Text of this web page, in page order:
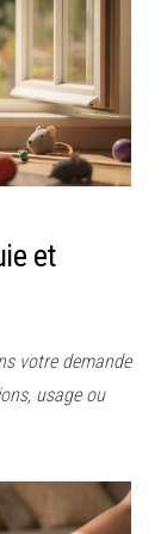
et
votre demande
usage ou